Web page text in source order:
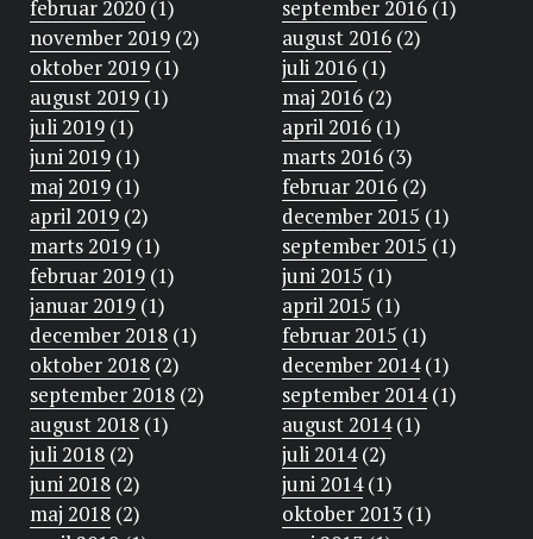
februar 2020 (1)
november 2019 (2)
oktober 2019 (1)
august 2019 (1)
juli 2019 (1)
juni 2019 (1)
maj 2019 (1)
april 2019 (2)
marts 2019 (1)
februar 2019 (1)
januar 2019 (1)
december 2018 (1)
oktober 2018 (2)
september 2018 (2)
august 2018 (1)
juli 2018 (2)
juni 2018 (2)
maj 2018 (2)
september 2016(1)
august 2016(2)
juli 2016(1)
maj 2016(2)
april 2016(1)
marts 2016(3)
februar 2016(2)
december 2015 (1)
september 2015 (1)
juni 2015 (1)
april 2015 (1)
februar 2015 (1)
december 2014(1)
september 2014(1)
august 2014(1)
juli 2014(2)
juni 2014(1)
oktober 2013(1)